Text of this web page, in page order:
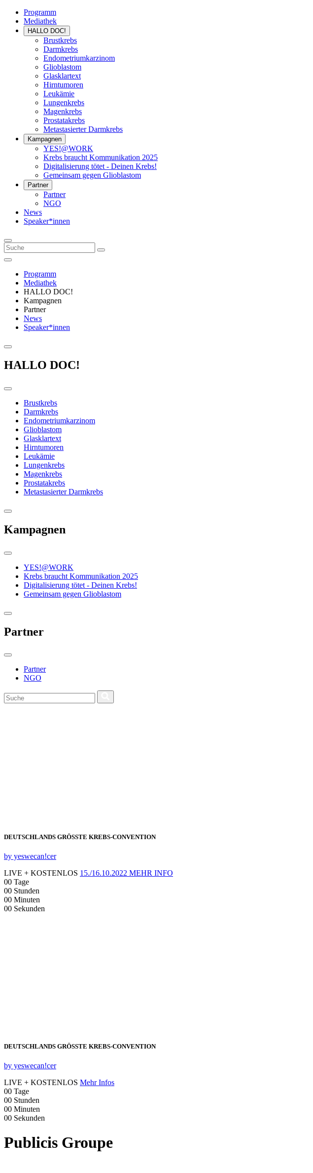
Programm
Mediathek
HALLO DOC!
Brustkrebs
Darmkrebs
Endometriumkarzinom
Glioblastom
Glasklartext
Hirntumoren
Leukämie
Lungenkrebs
Magenkrebs
Prostatakrebs
Metastasierter Darmkrebs
Kampagnen
YES!@WORK
Krebs braucht Kommunikation 2025
Digitalisierung tötet - Deinen Krebs!
Gemeinsam gegen Glioblastom
Partner
Partner
NGO
News
Speaker*innen
Programm
Mediathek
HALLO DOC!
Kampagnen
Partner
News
Speaker*innen
HALLO DOC!
Brustkrebs
Darmkrebs
Endometriumkarzinom
Glioblastom
Glasklartext
Hirntumoren
Leukämie
Lungenkrebs
Magenkrebs
Prostatakrebs
Metastasierter Darmkrebs
Kampagnen
YES!@WORK
Krebs braucht Kommunikation 2025
Digitalisierung tötet - Deinen Krebs!
Gemeinsam gegen Glioblastom
Partner
Partner
NGO
DEUTSCHLANDS GRÖSSTE KREBS‑CONVENTION
by yeswecan!cer
LIVE + KOSTENLOS 15./16.10.2022 MEHR INFO
00 Tage
00 Stunden
00 Minuten
00 Sekunden
DEUTSCHLANDS GRÖSSTE KREBS‑CONVENTION
by yeswecan!cer
LIVE + KOSTENLOS Mehr Infos
00 Tage
00 Stunden
00 Minuten
00 Sekunden
Publicis Groupe